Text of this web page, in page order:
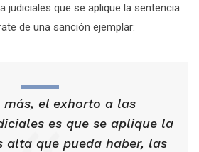
judiciales que se aplique la sentencia
de una sanción ejemplar:
más, el exhorto a las
es que se aplique la
alta que pueda haber, las